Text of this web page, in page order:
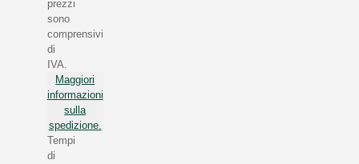
prezzi
sono
comprensivi
di
IVA.
Maggiori
informazioni
sulla
spedizione.
Tempi
di